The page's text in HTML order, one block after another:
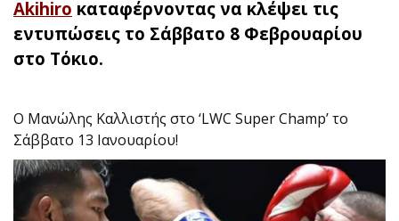
Akihiro καταφέρνοντας να κλέψει τις
εντυπώσεις το Σάββατο 8 Φεβρουαρίου
στο Τόκιο.
Ο Μανώλης Καλλιστής στο ‘LWC Super Champ’ το
Σάββατο 13 Ιανουαρίου!